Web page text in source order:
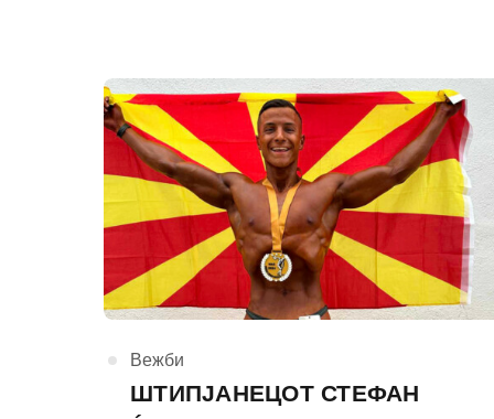
КАтегорија
Вежби
ШТИПЈАНЕЦОТ СТЕФАН